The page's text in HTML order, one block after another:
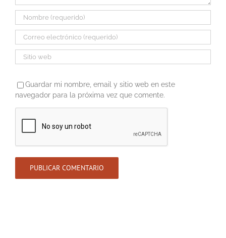
Guardar mi nombre, email y sitio web en este
navegador para la próxima vez que comente.